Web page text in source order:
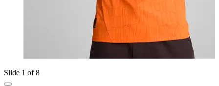
Slide 1 of 8